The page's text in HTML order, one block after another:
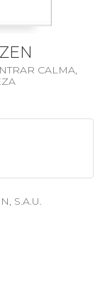
CALMA,
S.A.U.